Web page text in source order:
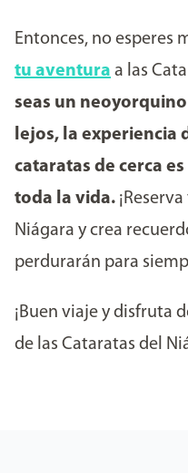
Entonces, no esperes
tu aventura a las
seas un
lejos, la experiencia
cataratas de cerca
toda la vida.
Niágara y crea
perdurarán para
¡Buen viaje y disfruta
de las Cataratas del